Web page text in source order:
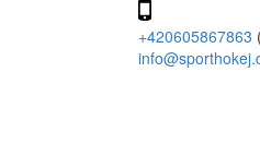
+420605867863